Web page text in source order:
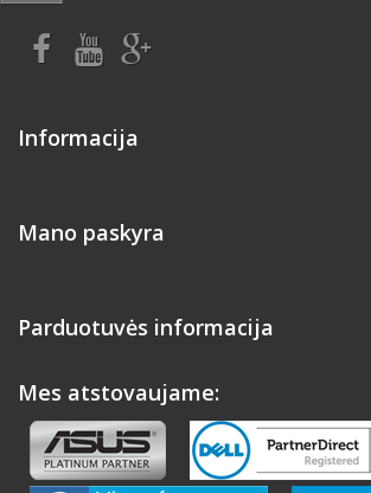
Informacija
Mano paskyra
Parduotuvės informacija
Mes atstovaujame: